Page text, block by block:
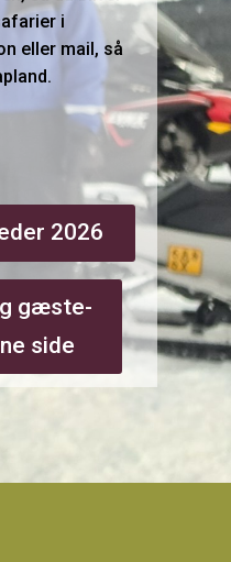
i
eller mail, så
2026
gæste-
side